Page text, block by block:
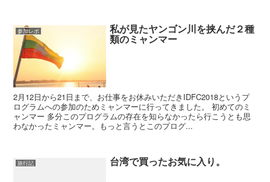
参加レポ 私が見たヤンゴン川を挟んだ２種
類のミャンマー
2月12日から21日まで、お仕事をお休みいただきIDFC2018というプ
ログラムへの参加のためミャンマーに行ってきました。 初めてのミ
ャンマー 多分このプログラムの存在を知らなかったら行こうとも思
わなかったミャンマー。もっと言うとこのプログ...
旅行記 台湾で買ったお気に入り。